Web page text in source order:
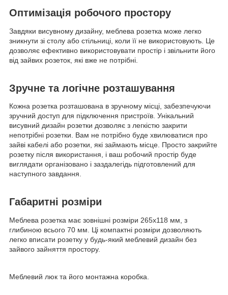
Оптимізація робочого простору
Завдяки висувному дизайну, меблева розетка може легко
зникнути зі столу або стільниці, коли її не використовують. Це
дозволяє ефективно використовувати простір і звільнити його
від зайвих розеток, які вже не потрібні.
Зручне та логічне розташування
Кожна розетка розташована в зручному місці, забезпечуючи
зручний доступ для підключення пристроїв. Унікальний
висувний дизайн розетки дозволяє з легкістю закрити
непотрібні розетки. Вам не потрібно буде хвилюватися про
зайві кабелі або розетки, які займають місце. Просто закрийте
розетку після використання, і ваш робочий простір буде
виглядати організовано і заздалегідь підготовлений для
наступного завдання.
Габаритні розміри
Меблева розетка має зовнішні розміри 265х118 мм, з
глибиною всього 70 мм. Ці компактні розміри дозволяють
легко вписати розетку у будь-який меблевий дизайн без
зайвого зайняття простору.
Меблевий люк та його монтажна коробка.